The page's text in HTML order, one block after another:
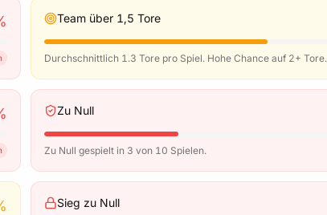
Team über 1,5 Tore
Durchschnittlich 1.3 Tore pro Spiel. Hohe Chance auf 2+ Tore.
Zu Null
Zu Null gespielt in 3 von 10 Spielen.
Sieg zu Null